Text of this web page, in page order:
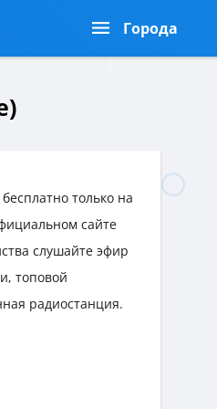
Города
только на
сайте
слушайте эфир
топовой
радиостанция.